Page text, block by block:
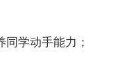
学动手能力；